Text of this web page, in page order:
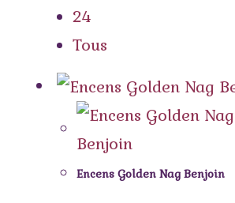
24
Tous
Encens Golden Nag Benjoin